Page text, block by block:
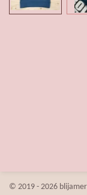
© 2019 - 2026